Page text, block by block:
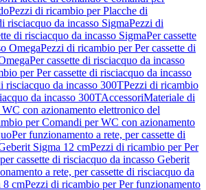
Pezzi di ricambio per Placche di
risciacquo da incasso SigmaPezzi di
di risciacquo da incasso SigmaPer cassette
OmegaPezzi di ricambio per Per cassette di
Per cassette di risciacquo da incasso
per Per cassette di risciacquo da incasso
risciacquo da incasso 300TPezzi di ricambio
da incasso 300TAccessoriMateriale di
con azionamento elettronico del
per Comandi per WC con azionamento
Per funzionamento a rete, per cassette di
Sigma 12 cmPezzi di ricambio per Per
cassette di risciacquo da incasso Geberit
a rete, per cassette di risciacquo da
8 cmPezzi di ricambio per Per funzionamento